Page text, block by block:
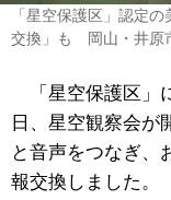
「星空保護区」認定
交換」も 岡山・井原
「星空保護区」
日、星空観察会が
と音声をつなぎ、
報交換しました。